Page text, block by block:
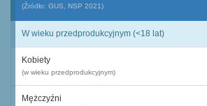
(Źródło: GUS, NSP 2021)
W wieku przedprodukcyjnym (<18 lat)
Kobiety
(w wieku przedprodukcyjnym)
Mężczyźni